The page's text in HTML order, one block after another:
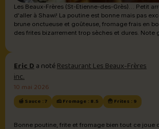
Les Beaux-Frères (St-Etienne-des-Grès)… Petit
d'aller à Shawi! La poutine est bonne mais pas
brune onctueuse et goûteuse, fromage frais en
des frites bizarrement trop sèches et dures. Note
Eric Da notéRestaurant Les Beaux-Frères
inc.
10 mai 2026
🍯 Sauce : 7 🧀 Fromage : 8.5 🍟 Frites : 9
Bonne poutine, frite et fromage bien tout ce joue